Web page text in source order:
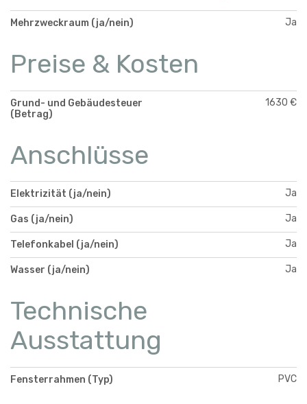
Mehrzweckraum (ja/nein) Ja
Preise & Kosten
Grund- und Gebäudesteuer
(Betrag)
1630 €
Anschlüsse
Elektrizität (ja/nein) Ja
Gas (ja/nein) Ja
Telefonkabel (ja/nein) Ja
Wasser (ja/nein) Ja
Technische
Ausstattung
Fensterrahmen (Typ) PVC